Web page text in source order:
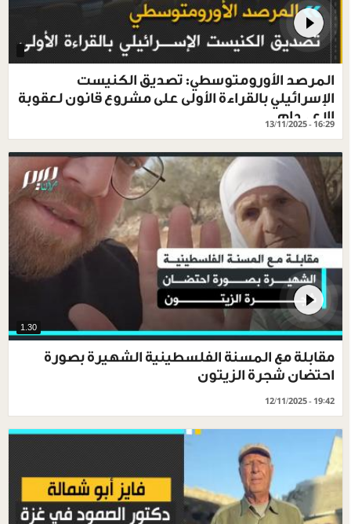
المرصد الأورومتوسطي: تصديق الكنيست
الإسرائيلي بالقراءة الأولى على مشروع قانون لعقوبة
الإعـ.ـدام
13/11/2025 - 16:29
1.30
مقابلة مع المسنة الفلسطينية الشهيرة بصورة
احتضان شجرة الزيتون
12/11/2025 - 19:42